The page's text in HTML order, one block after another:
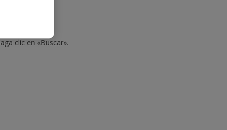
clic en «Buscar».